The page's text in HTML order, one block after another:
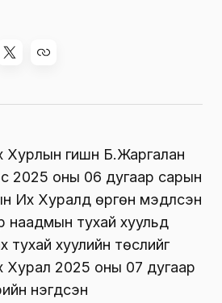
гишүүн Б.Жаргалан
2025 оны 06 дугаар сарын
Их Хуралд өргөн мэдүүлсэн
наадмын тухай хуульд
тухай хуулийн төслийг
Хурал 2025 оны 07 дугаар
нэгдсэн